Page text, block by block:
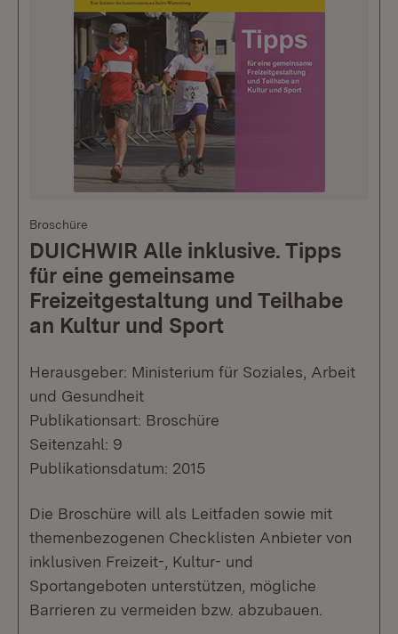
Broschüre
DUICHWIR Alle inklusive. Tipps
für eine gemeinsame
Freizeitgestaltung und Teilhabe
an Kultur und Sport
Herausgeber: Ministerium für Soziales, Arbeit
und Gesundheit
Publikationsart: Broschüre
Seitenzahl: 9
Publikationsdatum: 2015
Die Broschüre will als Leitfaden sowie mit
themenbezogenen Checklisten Anbieter von
inklusiven Freizeit-, Kultur- und
Sportangeboten unterstützen, mögliche
Barrieren zu vermeiden bzw. abzubauen.